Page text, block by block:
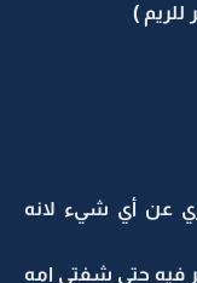
)
عن أي شيء لانه
فيه حتى شفتي امه